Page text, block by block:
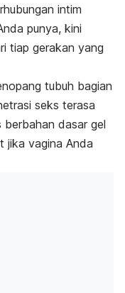
intim
punya, kini
tiap gerakan yang
tubuh bagian
seks terasa
berbahan dasar gel
jika vagina Anda